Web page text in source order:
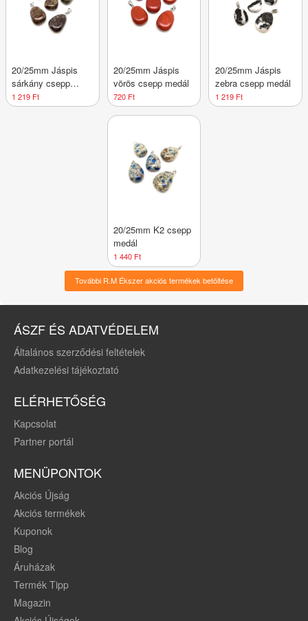
20/25mm Jáspis
sárkány csepp
medál
1 219 Ft
20/25mm Jáspis
vörös csepp medál
720 Ft
20/25mm Jáspis
zebra csepp medál
1 219 Ft
20/25mm K2 csepp
medál
1 440 Ft
További R.M Ékszer akciós termékek betöltése
ÁSZF ÉS ADATVÉDELEM
Általános szerződési feltételek
Adatkezelési tájékoztató
ELÉRHETŐSÉG
Kapcsolat
Partner portál
MENÜPONTOK
Akciós Újság
Akciós termékek
Kuponok
Blog
Áruházak
Termék Tipp
Magazin